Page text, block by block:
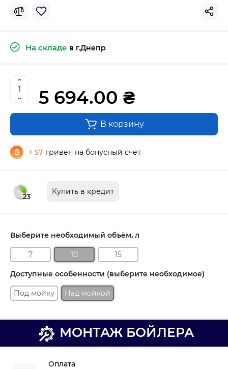
На складе в г.Днепр
5 694.00 ₴
В корзину
+ 57 гривен на бонусный счет
23
Купить в кредит
Выберите необходимый объём, л
7 10 15
Доступные особенности (выберите необходимое)
Под мойку Над мойкой
МОНТАЖ БОЙЛЕРА
Оплата